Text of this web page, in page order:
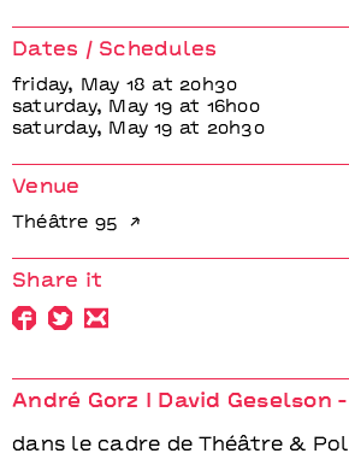
dits
André Gorz I David Geselson
dans le cadre de Théâtre &
Dates / Schedules
friday, May 18 at 20h30
saturday, May 19 at 16h00
saturday, May 19 at 20h30
Venue
Théâtre 95
Share it